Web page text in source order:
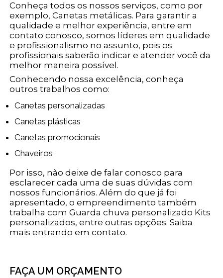
Conheça todos os nossos serviços, como por
exemplo, Canetas metálicas. Para garantir a
qualidade e melhor experiência, entre em
contato conosco, somos líderes em qualidade
e profissionalismo no assunto, pois os
profissionais saberão indicar e atender você da
melhor maneira possível.
Conhecendo nossa excelência, conheça
outros trabalhos como:
Canetas personalizadas
Canetas plásticas
Canetas promocionais
Chaveiros
Por isso, não deixe de falar conosco para
esclarecer cada uma de suas dúvidas com
nossos funcionários. Além do que já foi
apresentado, o empreendimento também
trabalha com Guarda chuva personalizado Kits
personalizados, entre outras opções. Saiba
mais entrando em contato.
FAÇA UM ORÇAMENTO